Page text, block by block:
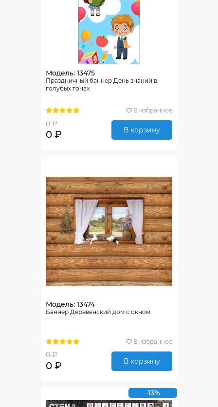
Модель: 13475
Праздничный баннер День знаний в
голубых тонах
В избранное
0 ₽
0 ₽ В корзину
Модель: 13474
Баннер Деревенский дом с окном
В избранное
0 ₽
0 ₽ В корзину
-13%